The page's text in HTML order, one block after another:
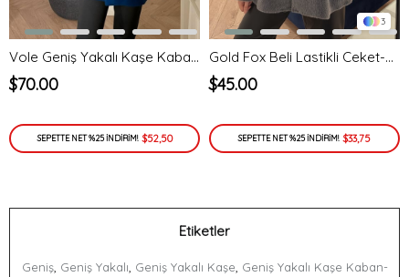
Vole Geniş Yakalı Kaşe Kaban-lacivert
$70.00
SEPETTE NET %25 İNDİRİM! $52,50
3
Gold Fox Beli Lastikli Ceket-Gri
$45.00
SEPETTE NET %25 İNDİRİM! $33,75
Etiketler
Geniş, Geniş Yakalı, Geniş Yakalı Kaşe, Geniş Yakalı Kaşe Kaban-